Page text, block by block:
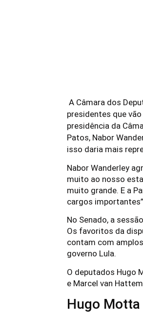
A Câmara dos
presidentes que
presidência da
Patos, Nabor
isso daria mais
Nabor Wanderley
muito ao nosso
muito grande. E a
cargos
No Senado, a
Os favoritos da
contam com
governo Lula.
O deputados Hugo
e Marcel van
Hugo Motta